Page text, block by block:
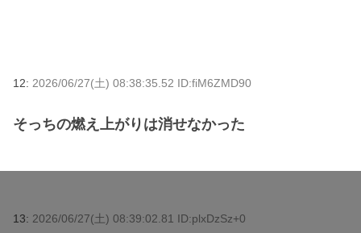
12: 2026/06/27(土) 08:38:35.52 ID:fiM6ZMD90
そっちの燃え上がりは消せなかった
13: 2026/06/27(土) 08:39:02.81 ID:plxDzSz+0